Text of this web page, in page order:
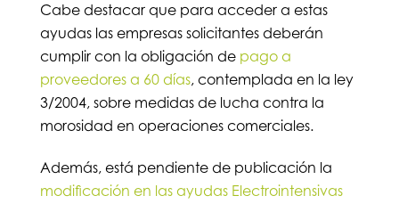
Cabe destacar que para acceder a estas
ayudas las empresas solicitantes deberán
cumplir con la obligación de pago a
proveedores a 60 días, contemplada en la ley
3/2004, sobre medidas de lucha contra la
morosidad en operaciones comerciales.
Además, está pendiente de publicación la
modificación en las ayudas Electrointensivas